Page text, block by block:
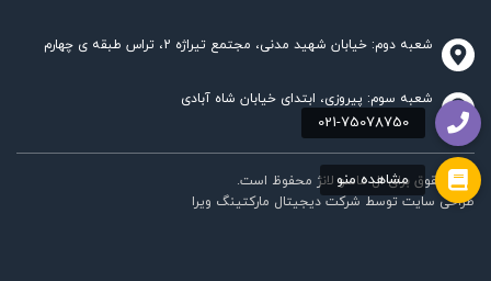
شعبه دوم: خیابان شهید مدنی، مجتمع تیراژه 2، تراس طبقه ی چهارم
شعبه سوم: پیروزی، ابتدای خیابان شاه آبادی
تمام حقوق برای ال ماسو لانژ محفوظ است.
طراحی سایت توسط شرکت دیجیتال مارکتینگ ویرا